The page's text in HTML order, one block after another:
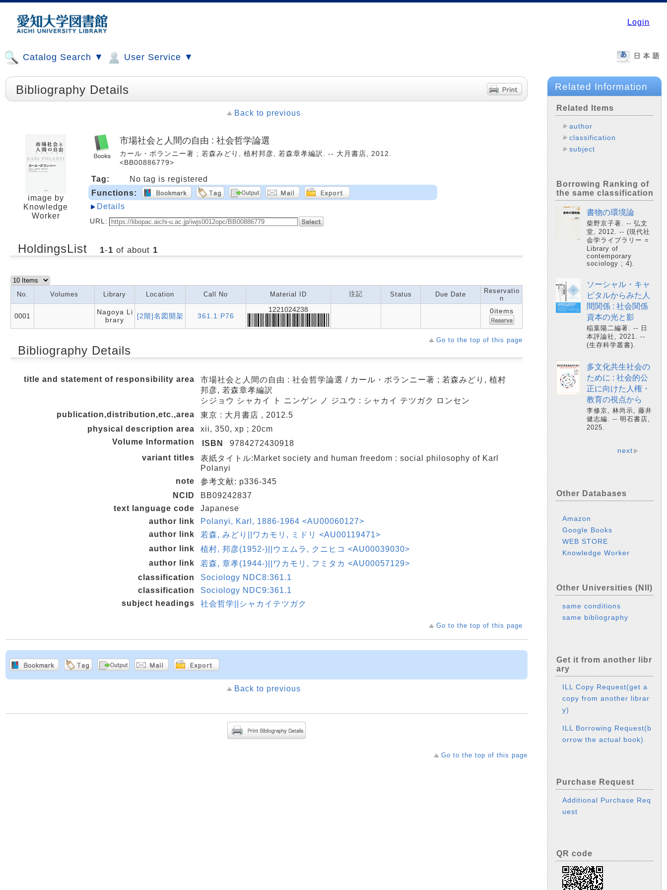
Login
Catalog Search ▼ User Service ▼
Bibliography Details
Back to previous
image by
Knowledge
Worker
市場社会と人間の自由 : 社会哲学論選
カール・ポランニー著 ; 若森みどり, 植村邦彦, 若森章孝編訳. -- 大月書店, 2012.
<BB00886779>
Tag:
No tag is registered
Functions:
Details
URL:
HoldingsList 1-1 of about 1
No. Volumes Library Location Call No Material ID 注記 Status Due Date
Reservatio
n
0001
Nagoya Li
brary
[2階]名図開架 361.1:P76
1221024238 0items
Go to the top of this page
Bibliography Details
title and statement of responsibility area
市場社会と人間の自由 : 社会哲学論選 / カール・ポランニー著 ; 若森みどり, 植村
邦彦, 若森章孝編訳
シジョウ シャカイ ト ニンゲン ノ ジユウ : シャカイ テツガク ロンセン
publication,distribution,etc.,area
東京 : 大月書店 , 2012.5
physical description area
xii, 350, xp ; 20cm
Volume Information
ISBN
9784272430918
variant titles
表紙タイトル:Market society and human freedom : social philosophy of Karl
Polanyi
note
参考文献: p336-345
NCID
BB09242837
text language code
Japanese
author link
Polanyi, Karl, 1886-1964 <AU00060127>
author link
若森, みどり||ワカモリ, ミドリ <AU00119471>
author link
植村, 邦彦(1952-)||ウエムラ, クニヒコ <AU00039030>
author link
若森, 章孝(1944-)||ワカモリ, フミタカ <AU00057129>
classification
Sociology NDC8:361.1
classification
Sociology NDC9:361.1
subject headings
社会哲学||シャカイテツガク
Go to the top of this page
Back to previous
Go to the top of this page
Related Information
Related Items
author
classification
subject
Borrowing Ranking of
the same classification
書物の環境論
柴野京子著. -- 弘文
堂, 2012. -- (現代社
会学ライブラリー =
Library of
contemporary
sociology ; 4).
ソーシャル・キャ
ピタルからみた人
間関係 : 社会関係
資本の光と影
稲葉陽二編著. -- 日
本評論社, 2021. --
(生存科学叢書).
多文化共生社会の
ために : 社会的公
正に向けた人権・
教育の視点から
李修京, 林尚示, 藤井
健志編. -- 明石書店,
2025.
next
Other Databases
Amazon
Google Books
WEB STORE
Knowledge Worker
Other Universities (NII)
same conditions
same bibliography
Get it from another libr
ary
ILL Copy Request(get a
copy from another librar
y)
ILL Borrowing Request(b
orrow the actual book)
Purchase Request
Additional Purchase Req
uest
QR code